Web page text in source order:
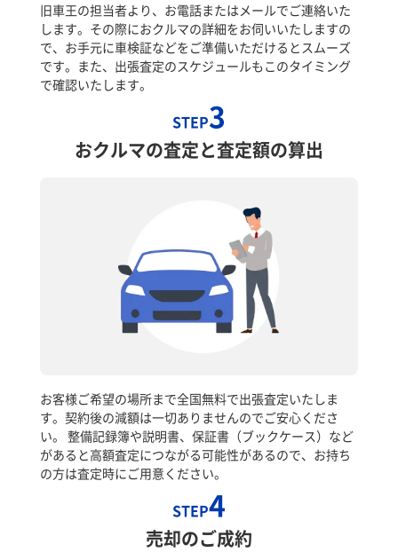
旧車王の担当者より、お電話またはメールでご連絡いた
します。その際におクルマの詳細をお伺いいたしますの
で、お手元に車検証などをご準備いただけるとスムーズ
です。また、出張査定のスケジュールもこのタイミング
で確認いたします。
STEP3
おクルマの査定と査定額の算出
お客様ご希望の場所まで全国無料で出張査定いたしま
す。契約後の減額は一切ありませんのでご安心くださ
い。 整備記録簿や説明書、保証書（ブックケース）など
があると高額査定につながる可能性があるので、お持ち
の方は査定時にご用意ください。
STEP4
売却のご成約